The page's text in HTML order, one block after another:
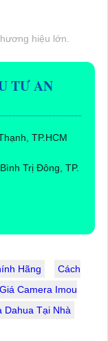
hiệu lớn.
TƯ AN
TP.HCM
Trị Đông, TP.
Hãng
Cách
Camera Imou
Dahua Tại Nhà